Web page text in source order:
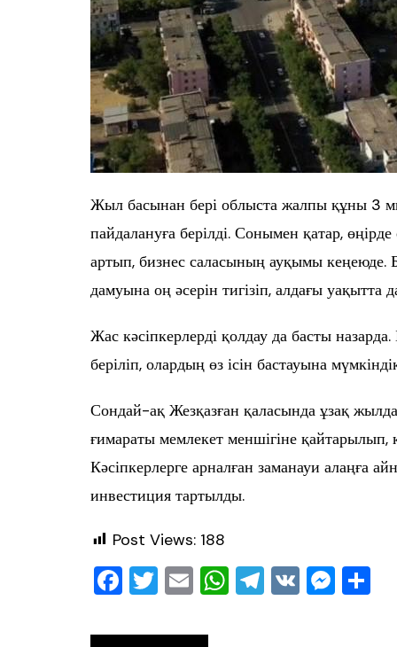
Жыл басынан бері облыста жалпы құны 3
пайдалануға берілді. Сонымен қатар,
артып, бизнес саласының ауқымы кеңеюде.
дамуына оң әсерін тигізіп, алдағы уақытта
Жас кәсіпкерлерді қолдау да басты
беріліп, олардың өз ісін бастауына
Сондай-ақ Жезқазған қаласында ұзақ
ғимараты мемлекет меншігіне қайтарылып,
Кәсіпкерлерге арналған заманауи алаңға
инвестиция тартылды.
Post Views: 188
F
c
T
tt
E
ai
W T V M